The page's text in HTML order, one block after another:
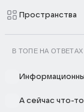
Пространства
В ТОПЕ НА ОТВЕТАХ
А сейчас что-